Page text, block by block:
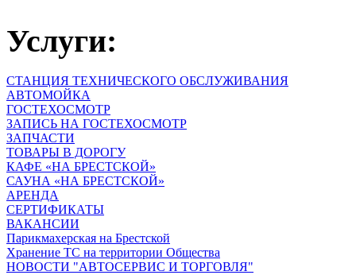
Услуги:
СТАНЦИЯ ТЕХНИЧЕСКОГО ОБСЛУЖИВАНИЯ
АВТОМОЙКА
ГОСТЕХОСМОТР
ЗАПИСЬ НА ГОСТЕХОСМОТР
ЗАПЧАСТИ
ТОВАРЫ В ДОРОГУ
КАФЕ «НА БРЕСТСКОЙ»
САУНА «НА БРЕСТСКОЙ»
АРЕНДА
СЕРТИФИКАТЫ
ВАКАНСИИ
Парикмахерская на Брестской
Хранение ТС на территории Общества
НОВОСТИ "АВТОСЕРВИС И ТОРГОВЛЯ"